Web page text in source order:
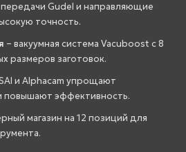
Gudel и направляющие
точность.
– вакуумная система Vacuboost с 8
размеров заготовок.
и Alphacam упрощают
повышают эффективность.
магазин на 12 позиций для